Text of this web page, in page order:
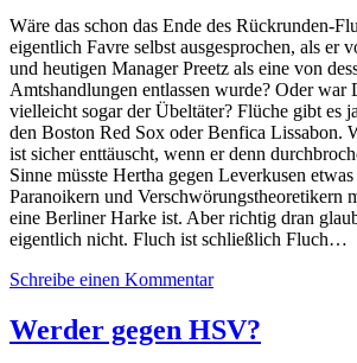
Wäre das schon das Ende des Rückrunden-
eigentlich Favre selbst ausgesprochen, als er
und heutigen Manager Preetz als eine von
Amtshandlungen entlassen wurde? Oder war
vielleicht sogar der Übeltäter? Flüche gibt es
den Boston Red Sox oder Benfica Lissabon.
ist sicher enttäuscht, wenn er denn
Sinne müsste Hertha gegen Leverkusen
Paranoikern und Verschwörungstheoretikern
eine Berliner Harke ist. Aber richtig dran
eigentlich nicht. Fluch ist schließlich Fluch…
Schreibe einen Kommentar
Werder gegen HSV?